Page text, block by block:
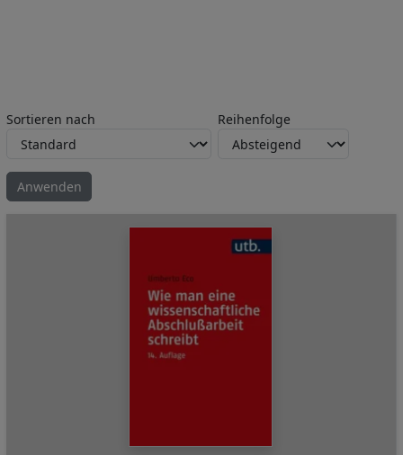
Sortieren nach Reihenfolge